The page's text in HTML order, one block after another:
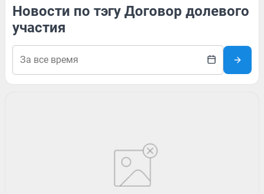
Новости по тэгу Договор долевого
участия